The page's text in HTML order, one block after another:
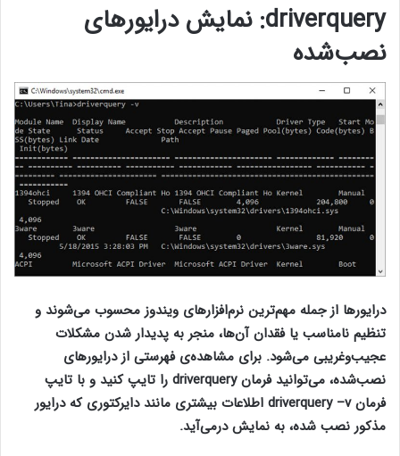
driverquery: نمایش درایورهای
نصب‌شده
درایورها از جمله مهم‌ترین نرم‌افزارهای ویندوز محسوب می‌شوند و
تنظیم نامناسب یا فقدان آن‌ها، منجر به پدیدار شدن مشکلات
عجیب‌وغریبی می‌شود. برای مشاهده‌ی فهرستی از درایورهای
نصب‌شده، می‌توانید فرمان driverquery را تایپ کنید و با تایپ
فرمان driverquery –v اطلاعات بیشتری مانند دایرکتوری که درایور
مذکور نصب شده، به نمایش درمی‌آید.